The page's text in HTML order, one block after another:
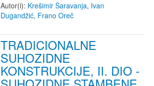
Autor(i): Krešimir Šaravanja, Ivan
Dugandžić, Frano Oreč
TRADICIONALNE
SUHOZIDNE
KONSTRUKCIJE, II. DIO -